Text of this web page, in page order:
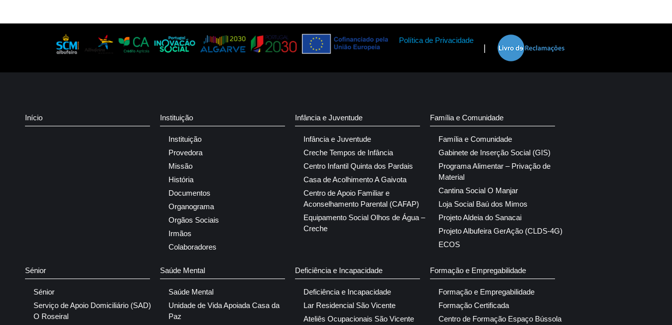
Política de Privacidade
|
Início Instituição
Instituição
Provedora
Missão
História
Documentos
Organograma
Orgãos Sociais
Irmãos
Colaboradores
Infância e Juventude
Infância e Juventude
Creche Tempos de Infância
Centro Infantil Quinta dos Pardais
Casa de Acolhimento A Gaivota
Centro de Apoio Familiar e
Aconselhamento Parental (CAFAP)
Equipamento Social Olhos de Água –
Creche
Família e Comunidade
Família e Comunidade
Gabinete de Inserção Social (GIS)
Programa Alimentar – Privação de
Material
Cantina Social O Manjar
Loja Social Baú dos Mimos
Projeto Aldeia do Sanacai
Projeto Albufeira GerAção (CLDS-4G)
ECOS
Sénior
Sénior
Serviço de Apoio Domiciliário (SAD)
O Roseiral
Saúde Mental
Saúde Mental
Unidade de Vida Apoiada Casa da
Paz
Deficiência e Incapacidade
Deficiência e Incapacidade
Lar Residencial São Vicente
Ateliês Ocupacionais São Vicente
Formação e Empregabilidade
Formação e Empregabilidade
Formação Certificada
Centro de Formação Espaço Bússola